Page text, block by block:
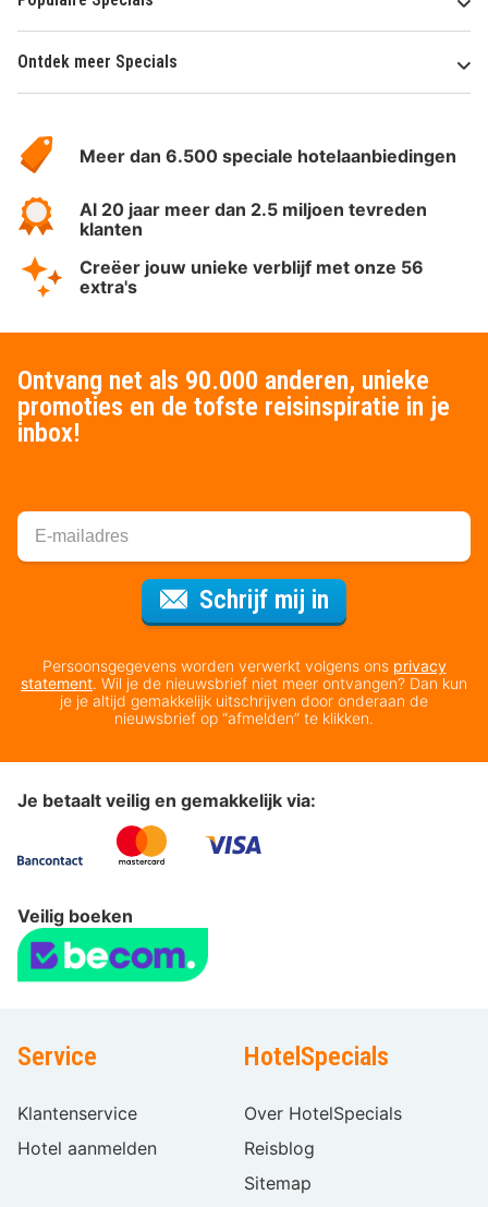
Ontdek meer Specials
HotelSpecials
Meer dan 6.500 speciale hotelaanbiedingen
Al 20 jaar meer dan 2.5 miljoen tevreden
klanten
Creëer jouw unieke verblijf met onze 56
extra's
Ontvang net als 90.000 anderen, unieke
promoties en de tofste reisinspiratie in je
inbox!
Schrijf mij in
Persoonsgegevens worden verwerkt volgens ons privacy
statement. Wil je de nieuwsbrief niet meer ontvangen? Dan kun
je je altijd gemakkelijk uitschrijven door onderaan de
nieuwsbrief op “afmelden” te klikken.
Je betaalt veilig en gemakkelijk via:
Veilig boeken
Service
Klantenservice
Hotel aanmelden
HotelSpecials
Over HotelSpecials
Reisblog
Sitemap